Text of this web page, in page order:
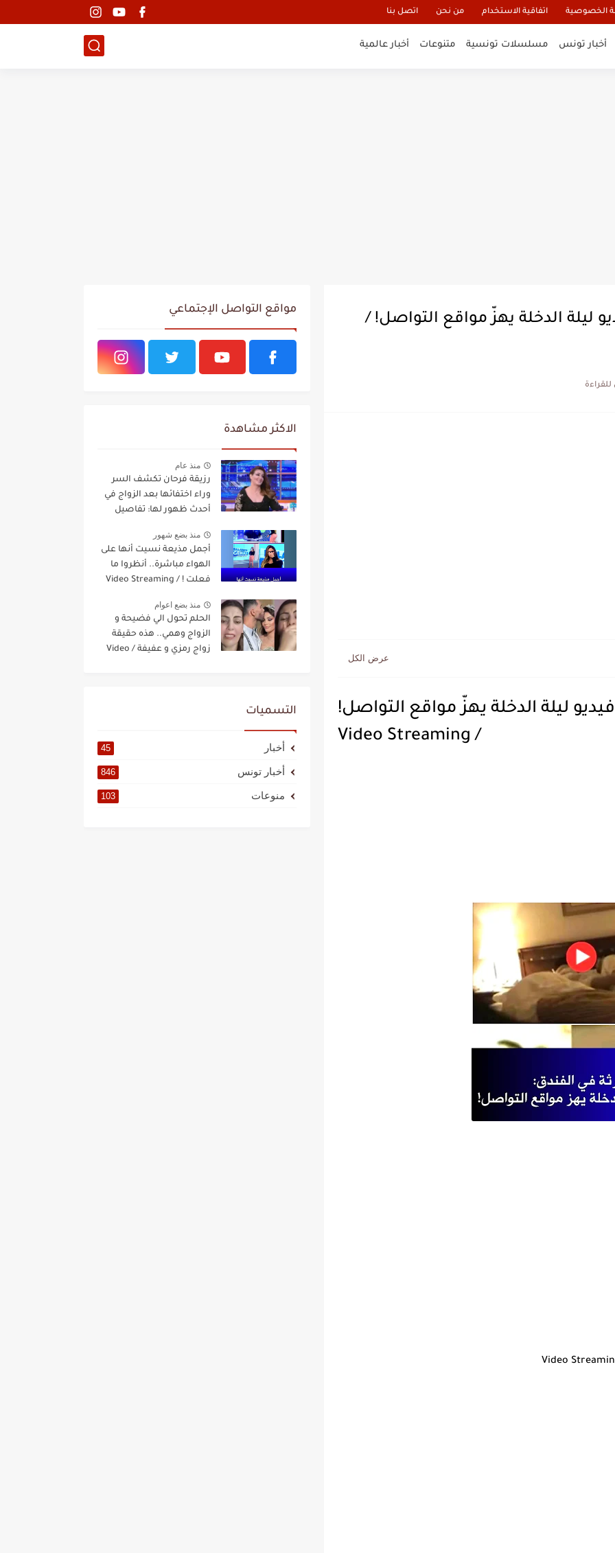
الخصوصية اتفاقية الاستخدام من نحن اتصل بنا
أخبار تونس مسلسلات تونسية متنوعات أخبار عالمية
ليلة الدخلة يهزّ مواقع التواصل! /
ليلة الدخلة يهزّ مواقع التواصل!
/ Video Streaming
Video
مواقع التواصل الإجتماعي
الاكثر مشاهدة
منذ عام
رزيقة فرحان تكشف السر
وراء اختفائها بعد الزواج في
أحدث ظهور لها: تفاصيل
منذ بضع شهور
أجمل مذيعة نسيت أنها على
الهواء مباشرة.. أنظروا ما
فعلت ! / Video Streaming
منذ بضع اعوام
الحلم تحول الي فضيحة و
الزواج وهمي.. هذه حقيقة
زواج رمزي و عفيفة / Video
التسميات
أخبار 45
أخبار تونس 846
منوعات 103